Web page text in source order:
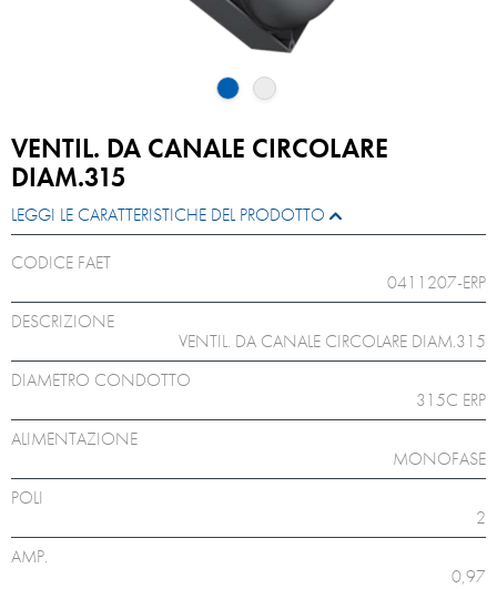
VENTIL. DA CANALE CIRCOLARE
DIAM.315
LEGGI LE CARATTERISTICHE DEL PRODOTTO
CODICE FAET
0411207-ERP
DESCRIZIONE
VENTIL. DA CANALE CIRCOLARE DIAM.315
DIAMETRO CONDOTTO
315C ERP
ALIMENTAZIONE
MONOFASE
POLI
2
AMP.
0,97